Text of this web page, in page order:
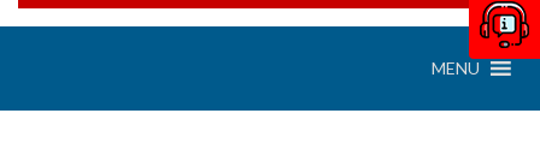
MENU